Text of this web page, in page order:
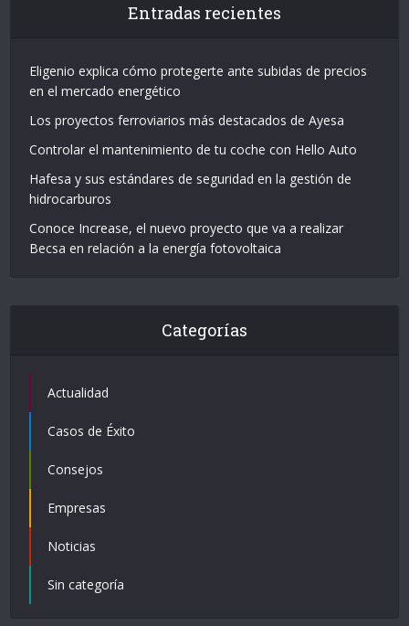
Entradas recientes
Eligenio explica cómo protegerte ante subidas de precios
en el mercado energético
Los proyectos ferroviarios más destacados de Ayesa
Controlar el mantenimiento de tu coche con Hello Auto
Hafesa y sus estándares de seguridad en la gestión de
hidrocarburos
Conoce Increase, el nuevo proyecto que va a realizar
Becsa en relación a la energía fotovoltaica
Categorías
Actualidad
Casos de Éxito
Consejos
Empresas
Noticias
Sin categoría